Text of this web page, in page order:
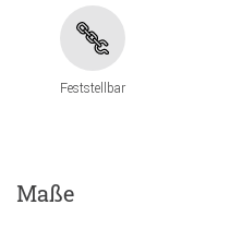
Feststellbar
Maße